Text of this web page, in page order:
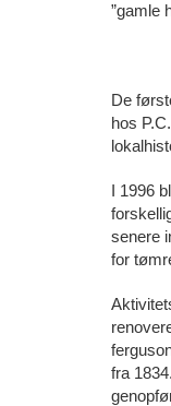
”gamle
De
hos
I 1996
senere
for
fra